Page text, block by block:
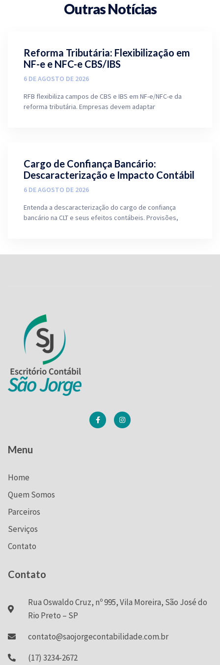
Outras Notícias
Reforma Tributária: Flexibilização em
NF-e e NFC-e CBS/IBS
6 DE AGOSTO DE 2026
RFB flexibiliza campos de CBS e IBS em NF-e/NFC-e da
reforma tributária. Empresas devem adaptar
Cargo de Confiança Bancário:
Descaracterização e Impacto Contábil
6 DE AGOSTO DE 2026
Entenda a descaracterização do cargo de confiança
bancário na CLT e seus efeitos contábeis. Provisões,
Menu
Home
Quem Somos
Parceiros
Serviços
Contato
Contato
Rua Oswaldo Cruz, nº 995, Vila Moreira, São José do
Rio Preto – SP
contato@saojorgecontabilidade.com.br
(17) 3234-2672